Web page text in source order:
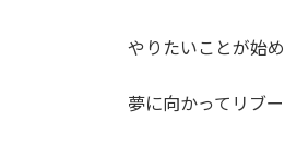
やりたいことが始
夢に向かってリブ